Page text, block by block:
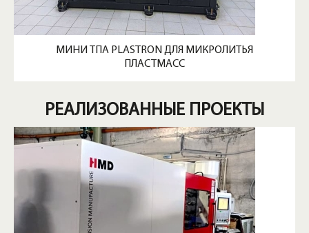
МИНИ ТПА PLASTRON ДЛЯ МИКРОЛИТЬЯ
ПЛАСТМАСС
РЕАЛИЗОВАННЫЕ ПРОЕКТЫ